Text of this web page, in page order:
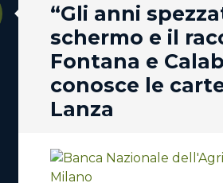
“Gli anni
schermo e il
Fontana e
conosce le
Lanza
Standard